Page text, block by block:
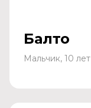
Балто
Мальчик, 10